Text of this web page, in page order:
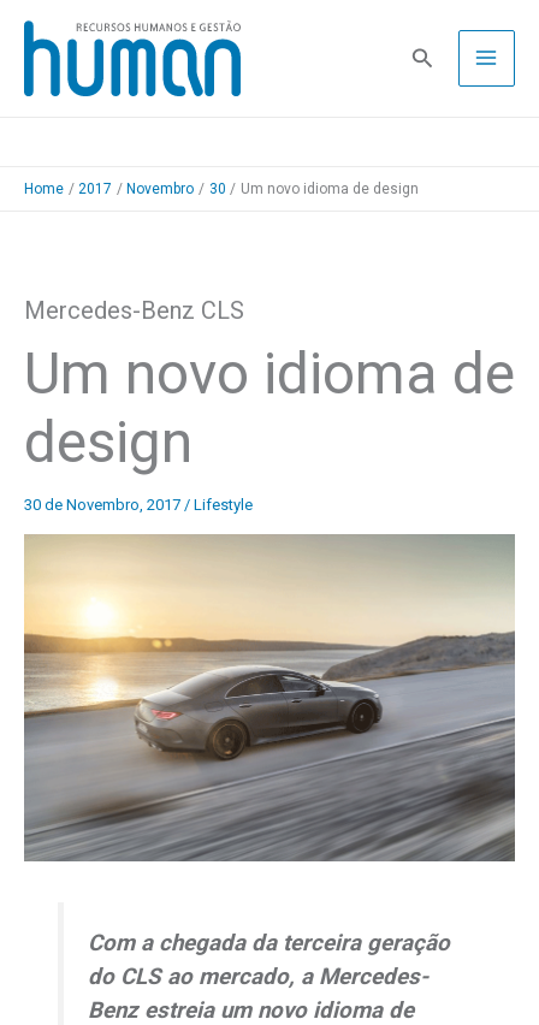
Skip
content
Pesquisa
Home 2017 Novembro 30 Um novo idioma de design
Mercedes-Benz CLS
Um novo idioma de
design
30 de Novembro, 2017 / Lifestyle
Com a chegada da terceira geração
do CLS ao mercado, a Mercedes-
Benz estreia um novo idioma de